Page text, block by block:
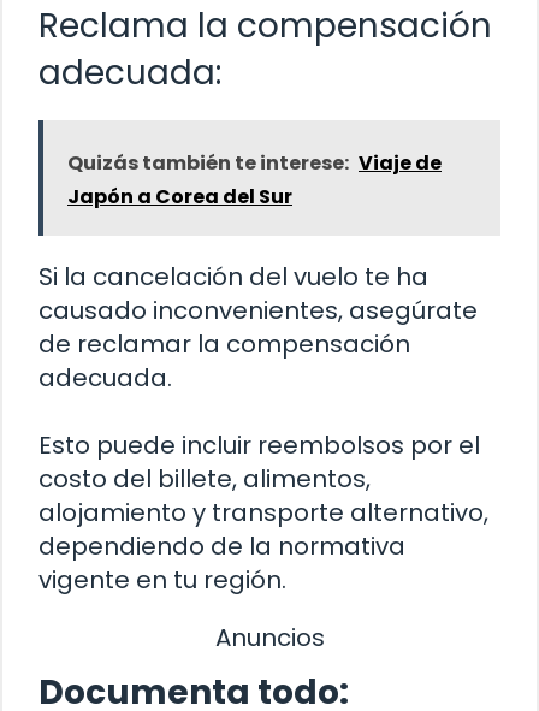
Reclama la compensación
adecuada:
Quizás también te interese: Viaje de
Japón a Corea del Sur
Si la cancelación del vuelo te ha
causado inconvenientes, asegúrate
de reclamar la compensación
adecuada.
Esto puede incluir reembolsos por el
costo del billete, alimentos,
alojamiento y transporte alternativo,
dependiendo de la normativa
vigente en tu región.
Anuncios
Documenta todo: